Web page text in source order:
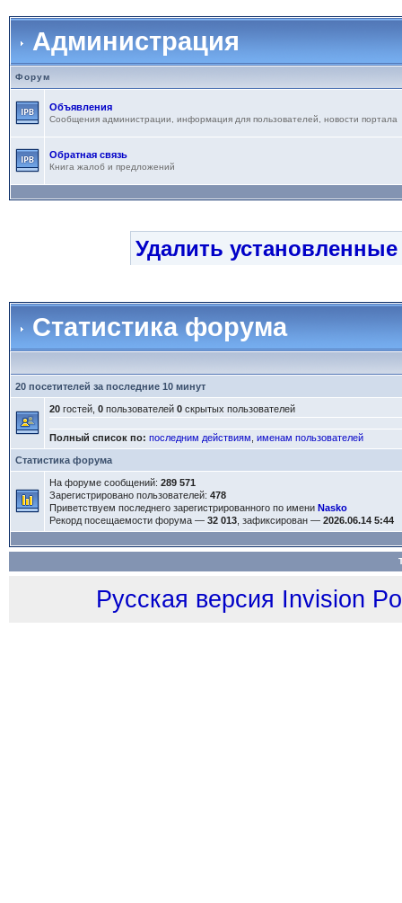
Администрация
Форум
Объявления
Сообщения администрации, информация для пользователей, новости портала
Обратная связь
Книга жалоб и предложений
Удалить
Статистика форума
20 посетителей за последние 10 минут
20гостей, 0пользователей 0скрытых пользователей
Полный список по: последним действиям именам пользователей
Статистика форума
На форуме сообщений: 289 571
Зарегистрировано пользователей: 478
Приветствуем последнего зарегистрированного по имени Nasko
Рекорд посещаемости форума — 32 013, зафиксирован — 2026.06.14 5:44
Русская версия Invision